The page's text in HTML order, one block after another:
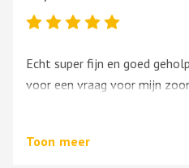
Echt super fijn en goed
voor een vraag voor mijn
Toon meer